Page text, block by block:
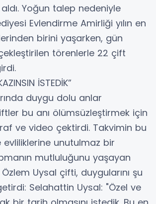
aldı. Yoğun talep nedeniyle
Evlendirme Amirliği yılın en
birini yaşarken, gün
törenlerle 22 çift
İSTEDİK”
duygu dolu anlar
bu anı ölümsüzleştirmek için
ve video çektirdi. Takvimin bu
evliliklerine unutulmaz bir
mutluluğunu yaşayan
Uysal çifti, duygularını şu
Selahattin Uysal: "Özel ve